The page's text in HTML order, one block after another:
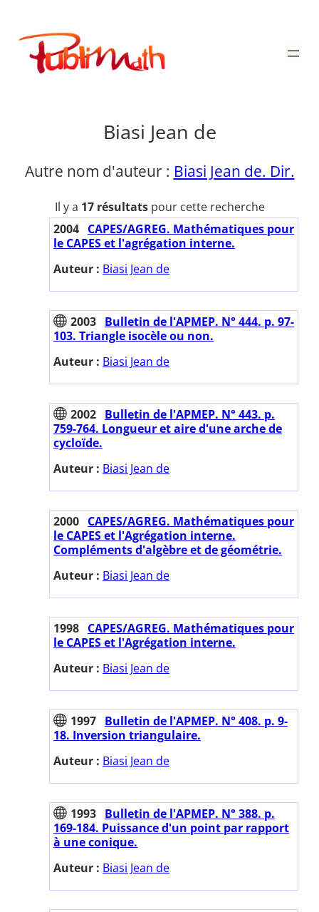
contenu
Publimath
Biasi Jean de
Autre nom d'auteur : Biasi Jean de. Dir.
Il y a 17 résultatspour cette recherche
2004 CAPES/AGREG. Mathématiques pour
le CAPES et l'agrégation interne.
Auteur : Biasi Jean de
2003 Bulletin de l'APMEP. N° 444. p. 97-
103. Triangle isocèle ou non.
Auteur : Biasi Jean de
2002 Bulletin de l'APMEP. N° 443. p.
759-764. Longueur et aire d'une arche de
cycloïde.
Auteur : Biasi Jean de
2000 CAPES/AGREG. Mathématiques pour
le CAPES et l'Agrégation interne.
Compléments d'algèbre et de géométrie.
Auteur : Biasi Jean de
1998 CAPES/AGREG. Mathématiques pour
le CAPES et l'Agrégation interne.
Auteur : Biasi Jean de
1997 Bulletin de l'APMEP. N° 408. p. 9-
18. Inversion triangulaire.
Auteur : Biasi Jean de
1993 Bulletin de l'APMEP. N° 388. p.
169-184. Puissance d'un point par rapport
à une conique.
Auteur : Biasi Jean de